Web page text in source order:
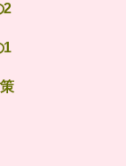
2
1
策